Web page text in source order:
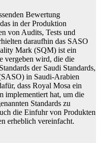
Bewertung
in der Produktion
von Audits, Tests und
daraufhin das SASO
Mark (SQM) ist ein
vergeben wird, die die
der Saudi Standards,
in Saudi-Arabien
dass Royal Mosa ein
implementiert hat, um die
Standards zu
die Einfuhr von Produkten
erheblich vereinfacht.